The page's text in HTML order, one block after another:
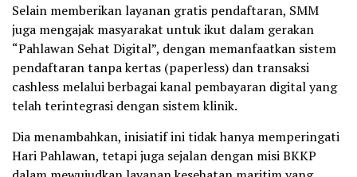
Selain memberikan layanan gratis pendaftaran, SMM
juga mengajak masyarakat untuk ikut dalam gerakan
“Pahlawan Sehat Digital”, dengan memanfaatkan sistem
pendaftaran tanpa kertas (paperless) dan transaksi
cashless melalui berbagai kanal pembayaran digital yang
telah terintegrasi dengan sistem klinik.
Dia menambahkan, inisiatif ini tidak hanya memperingati
Hari Pahlawan, tetapi juga sejalan dengan misi BKKP